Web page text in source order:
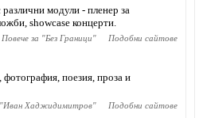
модули - пленер за
showcase концерти.
Повече за "Без Граници" Подобни сайтове
фотография, поезия, проза и
Иван Хаджидимитров" Подобни сайтове